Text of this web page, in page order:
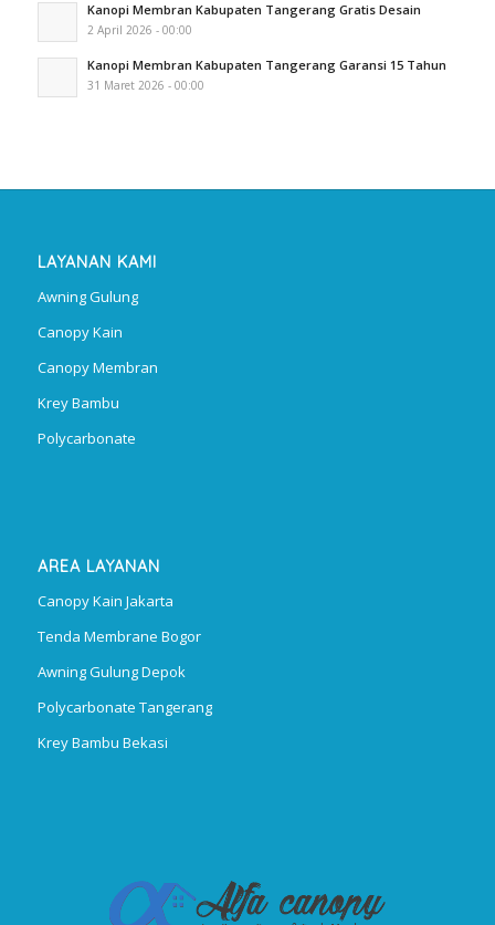
Kanopi Membran Kabupaten Tangerang Gratis Desain
2 April 2026 - 00:00
Kanopi Membran Kabupaten Tangerang Garansi 15 Tahun
31 Maret 2026 - 00:00
LAYANAN KAMI
Awning Gulung
Canopy Kain
Canopy Membran
Krey Bambu
Polycarbonate
AREA LAYANAN
Canopy Kain Jakarta
Tenda Membrane Bogor
Awning Gulung Depok
Polycarbonate Tangerang
Krey Bambu Bekasi